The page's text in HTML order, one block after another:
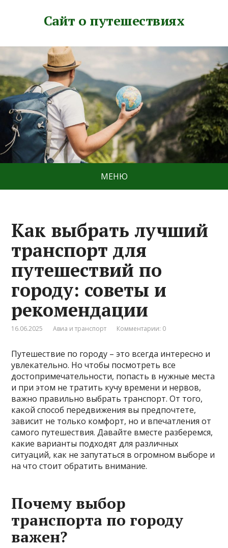
Сайт о путешествиях
МЕНЮ
Как выбрать лучший
транспорт для
путешествий по
городу: советы и
рекомендации
16.06.2025 Авиа и транспорт Комментарии: 0
Путешествие по городу – это всегда интересно и
увлекательно. Но чтобы посмотреть все
достопримечательности, попасть в нужные места
и при этом не тратить кучу времени и нервов,
важно правильно выбрать транспорт. От того,
какой способ передвижения вы предпочтете,
зависит не только комфорт, но и впечатления от
самого путешествия. Давайте вместе разберемся,
какие варианты подходят для различных
ситуаций, как не запутаться в огромном выборе и
на что стоит обратить внимание.
Почему выбор
транспорта по городу
важен?